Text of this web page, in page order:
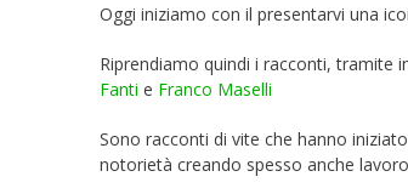
Oggi iniziamo con il presentarvi una
Riprendiamo quindi i racconti, tramite
Fanti e Franco Maselli
Sono racconti di vite che hanno
notorietà creando spesso anche